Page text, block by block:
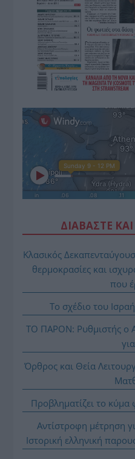
ΔΙΑΒΑΣΤΕ
Κλασικός
θερμοκρασίες και
που
Το σχέδιο του
ΤΟ ΠΑΡΟΝ: Ρυθμιστής ο
Όρθρος και Θεία
Προβληματίζει το
Αντίστροφη μέτρηση
Ιστορική ελληνική